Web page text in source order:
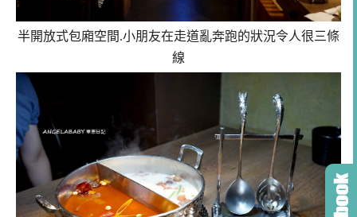
半開放式包廂空間.小朋友在走道亂奔跑的狀況令人很三條
線